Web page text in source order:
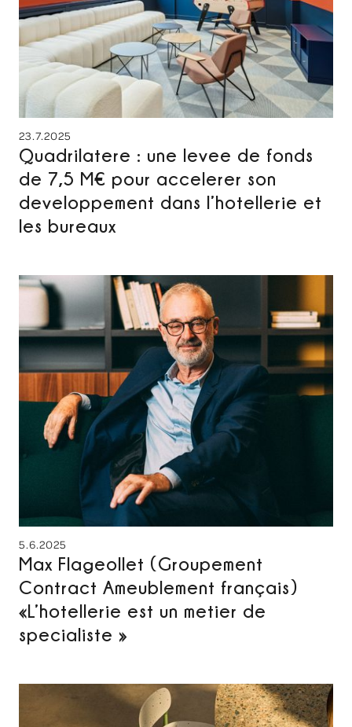
23.7.2025
Quadrilatere : une levee de fonds
de 7,5 M€ pour accelerer son
developpement dans l’hotellerie et
les bureaux
5.6.2025
Max Flageollet (Groupement
Contract Ameublement français)
«L’hotellerie est un metier de
specialiste »